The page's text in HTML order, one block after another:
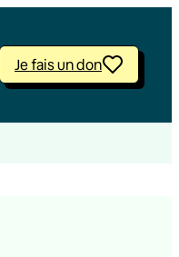
Je fais un don